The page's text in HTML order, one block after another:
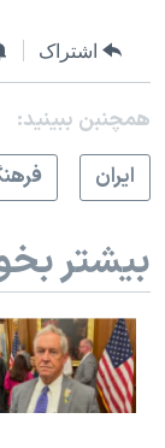
اشتراک
همچنبن ببینید:
ايران
بیشتر